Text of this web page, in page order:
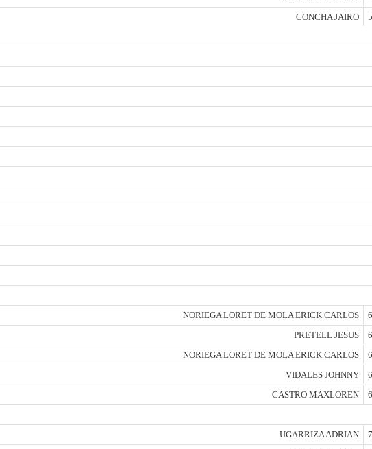
CONCHA JAIRO
NORIEGA LORET DE MOLA ERICK CARLOS
PRETELL JESUS
NORIEGA LORET DE MOLA ERICK CARLOS
VIDALES JOHNNY
CASTRO MAXLOREN
UGARRIZA ADRIAN